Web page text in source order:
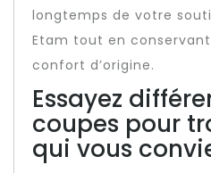
longtemps de votre
Etam tout en
confort d’origine.
Essayez
coupes pour
qui vous